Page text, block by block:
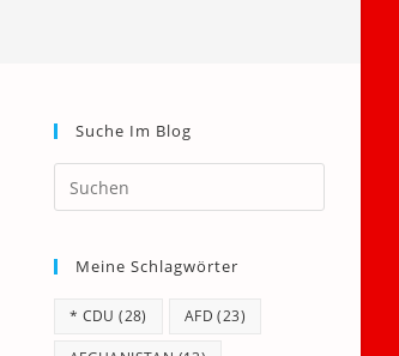
Suche Im Blog
Escape
Meine Schlagwörter
* CDU (28) AFD (23)